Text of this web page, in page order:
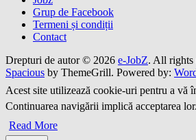
Grup de Facebook
Termeni și condiții
Contact
Drepturi de autor © 2026 e-JobZ. All rights
Spacious by ThemeGrill. Powered by:
Acest site utilizează cookie-uri pentru a vă
Continuarea navigării implică acceptarea lor.
Read More